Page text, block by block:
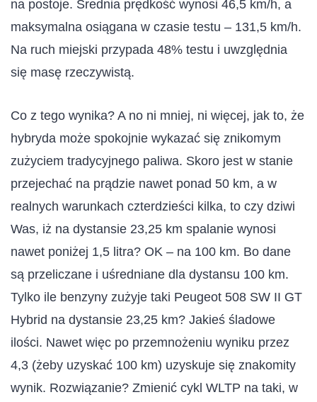
na postoje. Średnia prędkość wynosi 46,5 km/h, a
maksymalna osiągana w czasie testu – 131,5 km/h.
Na ruch miejski przypada 48% testu i uwzględnia
się masę rzeczywistą.
Co z tego wynika? A no ni mniej, ni więcej, jak to, że
hybryda może spokojnie wykazać się znikomym
zużyciem tradycyjnego paliwa. Skoro jest w stanie
przejechać na prądzie nawet ponad 50 km, a w
realnych warunkach czterdzieści kilka, to czy dziwi
Was, iż na dystansie 23,25 km spalanie wynosi
nawet poniżej 1,5 litra? OK – na 100 km. Bo dane
są przeliczane i uśredniane dla dystansu 100 km.
Tylko ile benzyny zużyje taki Peugeot 508 SW II GT
Hybrid na dystansie 23,25 km? Jakieś śladowe
ilości. Nawet więc po przemnożeniu wyniku przez
4,3 (żeby uzyskać 100 km) uzyskuje się znakomity
wynik. Rozwiązanie? Zmienić cykl WLTP na taki, w